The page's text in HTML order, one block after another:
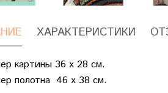
ХАРАКТЕРИСТИКИ
картины 36 х 28 см.
полотна 46 х 38 см.